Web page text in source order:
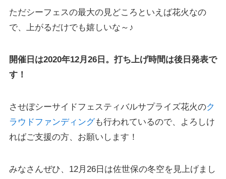
ただシーフェスの最大の見どころといえば花火なの
で、上がるだけでも嬉しいな～♪
開催日は2020年12月26日。打ち上げ時間は後日発表で
す！
させぼシーサイドフェスティバルサプライズ花火のク
ラウドファンディングも行われているので、よろしけ
ればご支援の方、お願いします！
みなさんぜひ、12月26日は佐世保の冬空を見上げまし